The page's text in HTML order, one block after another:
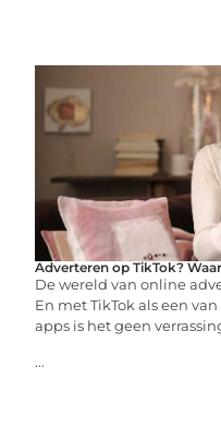
Adverteren op TikTok?
De wereld van online
En met TikTok als een
apps is het geen
...